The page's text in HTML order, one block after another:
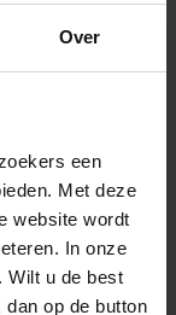
Over
een
Met deze
website wordt
In onze
Wilt u de best
dan op de button